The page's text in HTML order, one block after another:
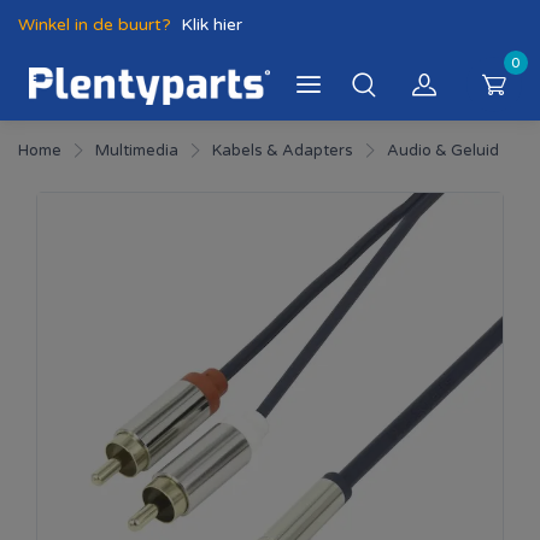
Winkel in de buurt? Klik hier
0
Home Multimedia Kabels & Adapters Audio & Geluid